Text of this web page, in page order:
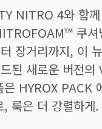
NITRO 4와 함
쿠셔
장거리까지, 이
된 새로운 버전
은 HYROX PACK
, 룩은 더 강렬하